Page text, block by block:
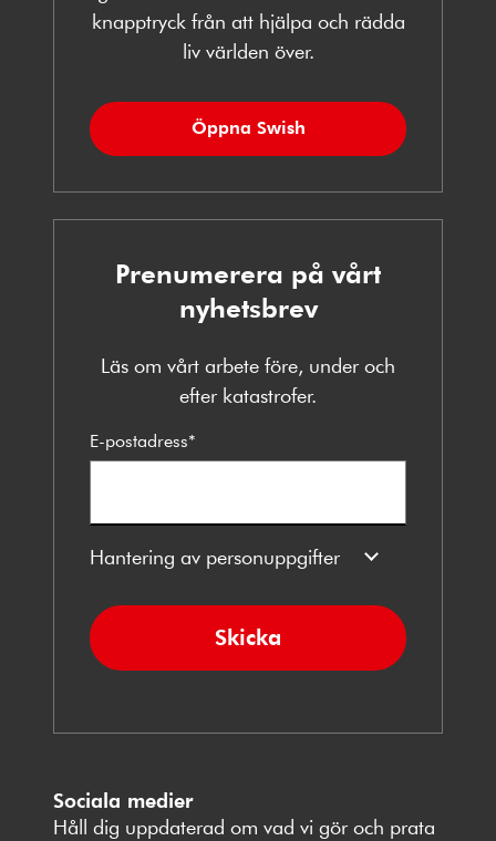
knapptryck från att hjälpa och rädda
liv världen över.
Öppna Swish
Prenumerera på vårt
nyhetsbrev
Läs om vårt arbete före, under och
efter katastrofer.
E-postadress*
Hantering av personuppgifter
Skicka
Sociala medier
Håll dig uppdaterad om vad vi gör och prata